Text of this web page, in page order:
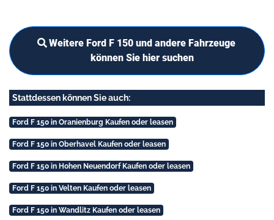
Weitere Ford F 150 und andere Fahrzeuge
können Sie hier suchen
Stattdessen können Sie auch:
Ford F 150 in Oranienburg Kaufen oder leasen
Ford F 150 in Oberhavel Kaufen oder leasen
Ford F 150 in Hohen Neuendorf Kaufen oder leasen
Ford F 150 in Velten Kaufen oder leasen
Ford F 150 in Wandlitz Kaufen oder leasen